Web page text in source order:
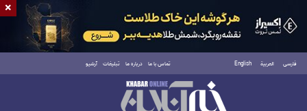
فارسی العربية English تماس با ما درباره ما تبلیغات آرشیو
پنجشنبه ۱۵ مرداد ۱۴۰۵
×